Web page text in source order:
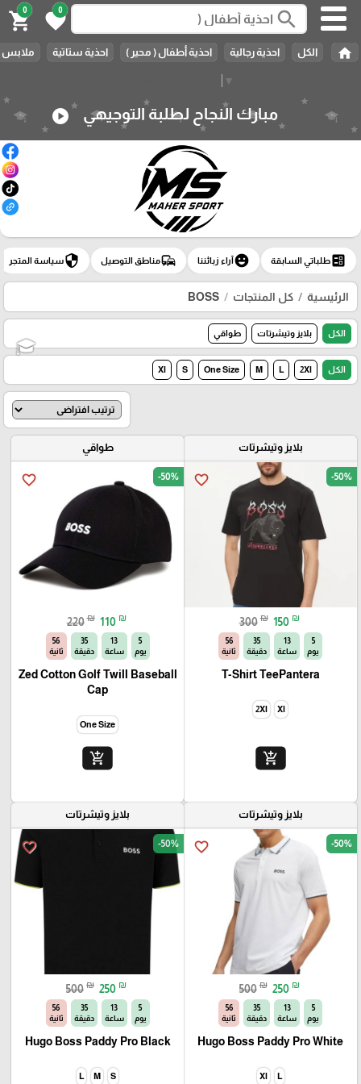
▼
search
0
favorite
0
shopping_cart
home الكل احذية رجالية احذية أطفال ( محير ) احذية ستاتية ملابس
مبارك النجاح لطلبة التوجيهي play_circle
ballotطلباتي السابقة emoji_emotionsآراء زبائننا commuteمناطق التوصيل securityسياسة المتجر
الرئيسية كل المنتجات BOSS
الكل بلايز وتيشرتات طواقي
الكل 2Xl
L
M
One Size
S
Xl
بلايز وتيشرتات
favorite_border -50%
300 ₪ 150 ₪
5
يوم
13
ساعة
35
دقيقة
56
ثانية
T-Shirt TeePantera
Xl
2Xl
add_shopping_cart
طواقي
favorite_border -50%
220 ₪ 110 ₪
5
يوم
13
ساعة
35
دقيقة
56
ثانية
Zed Cotton Golf Twill Baseball
Cap
One Size
add_shopping_cart
بلايز وتيشرتات
favorite_border -50%
500 ₪ 250 ₪
5
يوم
13
ساعة
35
دقيقة
56
ثانية
Hugo Boss Paddy Pro White
L
Xl
بلايز وتيشرتات
favorite_border -50%
500 ₪ 250 ₪
5
يوم
13
ساعة
35
دقيقة
56
ثانية
Hugo Boss Paddy Pro Black
S
M
L